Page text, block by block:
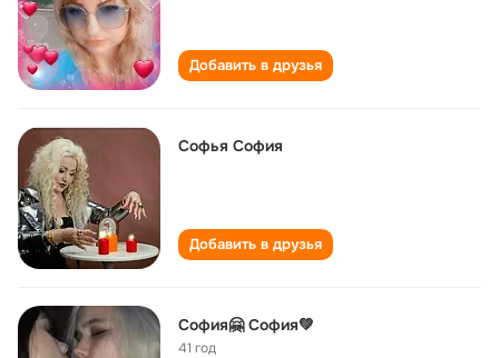
Добавить в друзья
Софья София
Добавить в друзья
София🤗 София💚
41 год